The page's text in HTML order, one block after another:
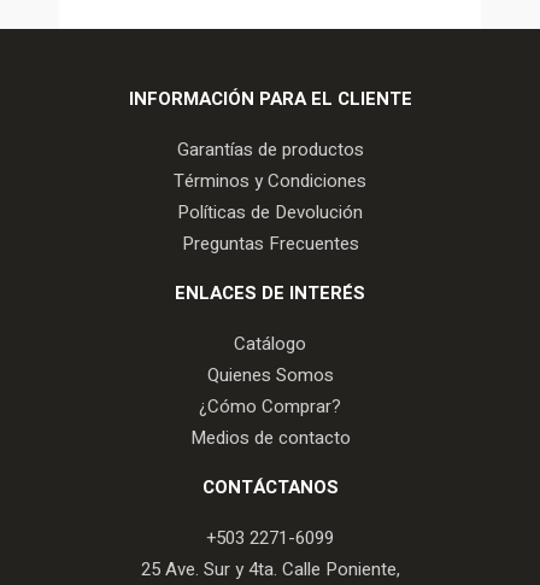
INFORMACIÓN PARA EL CLIENTE
Garantías de productos
Términos y Condiciones
Políticas de Devolución
Preguntas Frecuentes
ENLACES DE INTERÉS
Catálogo
Quienes Somos
¿Cómo Comprar?
Medios de contacto
CONTÁCTANOS
+503 2271-6099
25 Ave. Sur y 4ta. Calle Poniente,